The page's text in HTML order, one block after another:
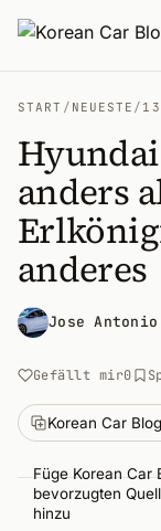
START / NEUESTE /
anders
anderes
Jose Antonio
Gefällt mir0
Korean Car
Füge Korean Car
bevorzugten
hinzu